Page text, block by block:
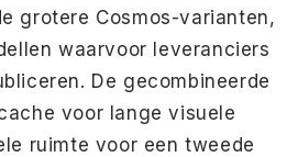
grotere Cosmos-varianten,
waarvoor leveranciers
De gecombineerde
voor lange visuele
ruimte voor een tweede